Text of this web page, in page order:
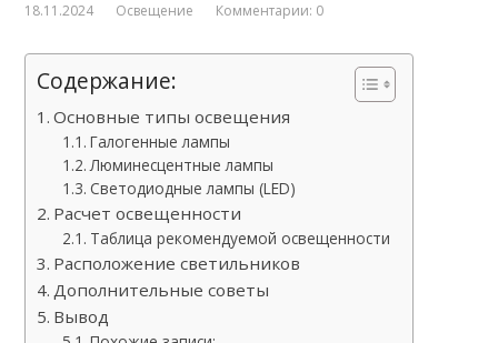
18.11.2024 Освещение Комментарии: 0
Содержание:
Основные типы освещения
Галогенные лампы
Люминесцентные лампы
Светодиодные лампы (LED)
Расчет освещенности
Таблица рекомендуемой освещенности
Расположение светильников
Дополнительные советы
Вывод